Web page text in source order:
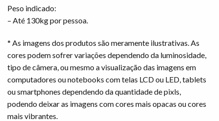
Peso indicado:
– Até 130kg por pessoa.
* As imagens dos produtos são meramente ilustrativas. As
cores podem sofrer variações dependendo da luminosidade,
tipo de câmera, ou mesmo a visualização das imagens em
computadores ou notebooks com telas LCD ou LED, tablets
ou smartphones dependendo da quantidade de pixls,
podendo deixar as imagens com cores mais opacas ou cores
mais vibrantes.